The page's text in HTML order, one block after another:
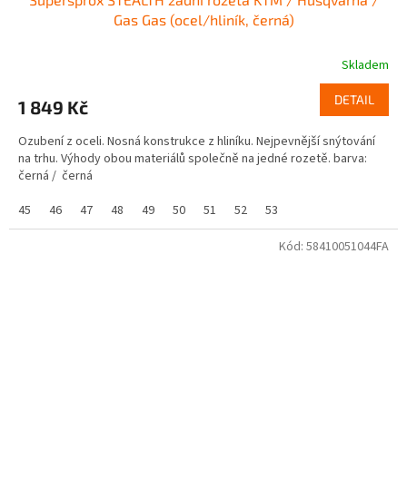
Gas Gas (ocel/hliník, černá)
Skladem
1 849 Kč DETAIL
Ozubení z oceli. Nosná konstrukce z hliníku. Nejpevnější snýtování
na trhu. Výhody obou materiálů společně na jedné rozetě. barva:
černá / černá
45
46 47 48 49 50 51 52 53
Kód: 58410051044FA